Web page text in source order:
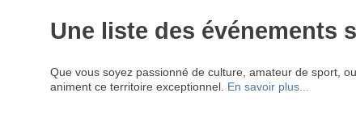
Une liste des événements
Que vous soyez passionné de culture, amateur de sport,
animent ce territoire exceptionnel. En savoir plus...